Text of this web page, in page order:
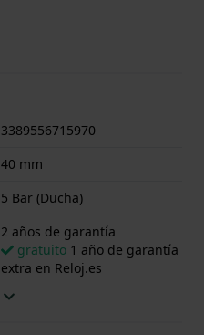
3389556715970
40 mm
5 Bar (Ducha)
2 años de garantía
gratuito 1 año de garantía
extra en Reloj.es